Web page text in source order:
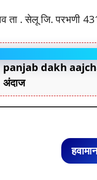
ता . सेलू जि. परभणी
panjab dakh
अंदाज